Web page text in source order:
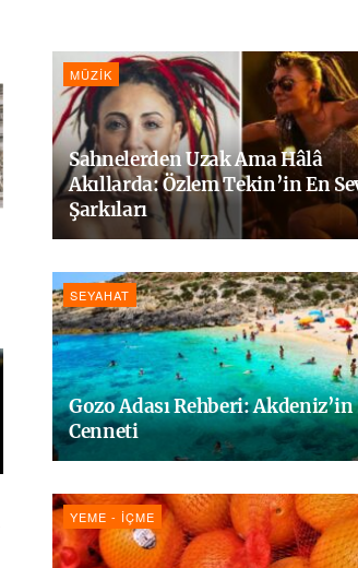
MÜZIK
Sahnelerden Uzak Ama Hâlâ
Akıllarda: Özlem Tekin’in En
Şarkıları
SEYAHAT
Gozo Adası Rehberi:
Cenneti
YEME - İÇME